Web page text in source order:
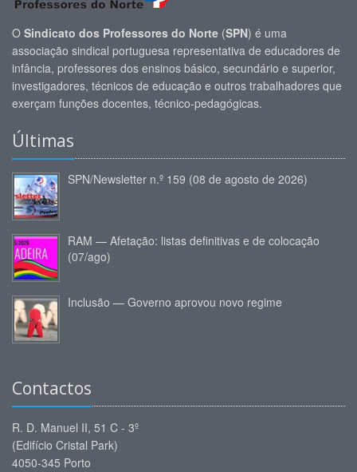
O Sindicato dos Professores do Norte (SPN) é uma
associação sindical portuguesa representativa de educadores de
infância, professores dos ensinos básico, secundário e superior,
investigadores, técnicos de educação e outros trabalhadores que
exerçam funções docentes, técnico-pedagógicas.
Últimas
SPN/Newsletter n.º 159 (08 de agosto de 2026)
RAM — Afetação: listas definitivas e de colocação
(07/ago)
Inclusão — Governo aprovou novo regime
Contactos
R. D. Manuel II, 51 C - 3º
(Edifício Cristal Park)
4050-345 Porto